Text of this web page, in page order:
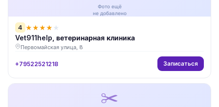
Фото ещё
не добавлено
4 ★★★★ ★
Vet911help, ветеринарная клиника
Первомайская улица, 8
+79522521218 Записаться
✂️